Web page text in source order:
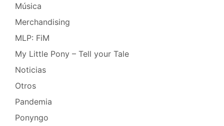
Música
Merchandising
MLP: FiM
My Little Pony – Tell your Tale
Noticias
Otros
Pandemia
Ponyngo